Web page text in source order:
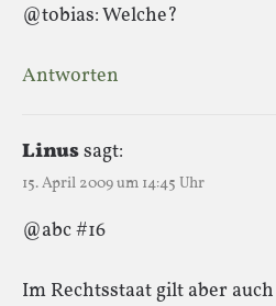
@tobias: Welche?
Antworten
Linussagt:
15. April 2009 um 14:45 Uhr
@abc #16
Im Rechtsstaat gilt aber